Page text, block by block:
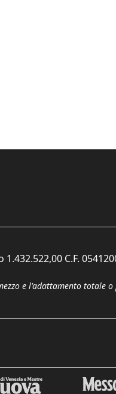
C.F.
e l'adattamento totale o